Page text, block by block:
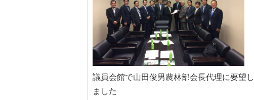
議員会館で山田俊男農林部会長代理に要望し
ました